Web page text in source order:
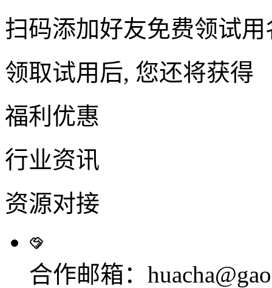
扫码添加好友免费领试用
领取试用后, 您还将获得
福利优惠
行业资讯
资源对接
合作邮箱：